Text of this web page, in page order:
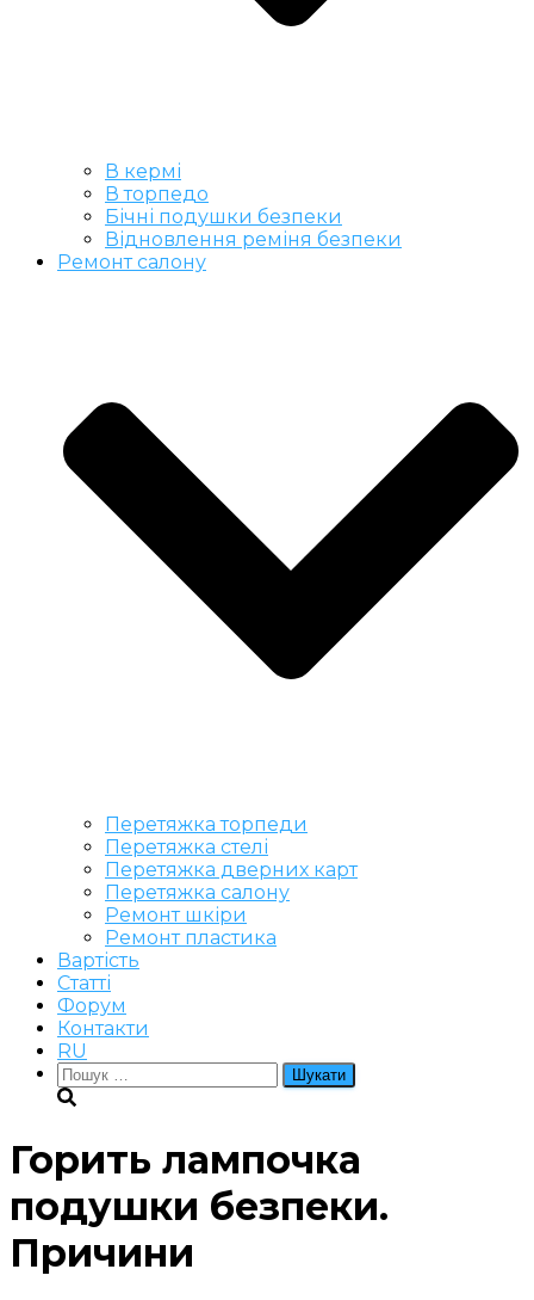
В кермі
В торпедо
Бічні подушки безпеки
Відновлення реміня безпеки
Ремонт салону
Перетяжка торпеди
Перетяжка стелі
Перетяжка дверних карт
Перетяжка салону
Ремонт шкіри
Ремонт пластика
Вартість
Статті
Форум
Контакти
RU
Пошук:
Горить лампочка
подушки безпеки.
Причини